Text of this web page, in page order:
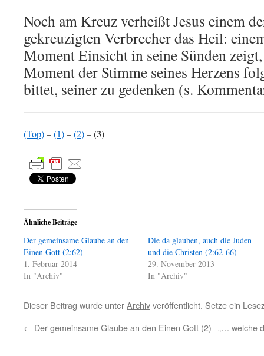
Noch am Kreuz verheißt Jesus einem
gekreuzigten Verbrecher das Heil:
Moment Einsicht in seine Sünden
Moment der Stimme seines Herzens
bittet, seiner zu gedenken (s.
(Top)–(1)–(2)–(3)
Ähnliche Beiträge
Der gemeinsame Glaube an den
Einen Gott (2:62)
1. Februar 2014
In "Archiv"
Die da glauben, auch die Juden
und die Christen (2:62-66)
29. November 2013
In "Archiv"
Dieser Beitrag wurde unterArchivveröffentlicht. Setze ein
← Der gemeinsame Glaube an den Einen Gott (2) „… welche